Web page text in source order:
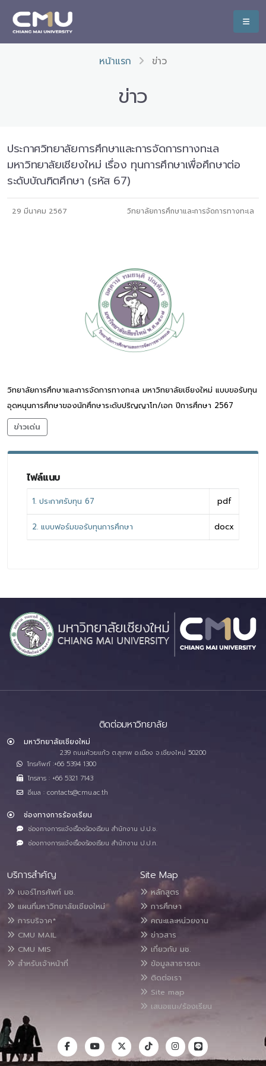
หน้าแรก ข่าว
ข่าว
ประกาศวิทยาลัยการศึกษาและการจัดการทางทะเล
มหาวิทยาลัยเชียงใหม่ เรื่อง ทุนการศึกษาเพื่อศึกษาต่อ
ระดับบัณฑิตศึกษา (รหัส 67)
29 มีนาคม 2567 วิทยาลัยการศึกษาและการจัดการทางทะเล
วิทยาลัยการศึกษาและการจัดการทางทะเล มหาวิทยาลัยเชียงใหม่ แบบขอรับทุน
อุดหนุนการศึกษาของนักศึกษาระดับปริญญาโท/เอก ปีการศึกษา 2567
ข่าวเด่น
ไฟล์แนบ
1. ประกาศรับทุน 67 pdf
2. แบบฟอร์มขอรับทุนการศึกษา docx
ติดต่อมหาวิทยาลัย
มหาวิทยาลัยเชียงใหม่
239 ถนนห้วยแก้ว ต.สุเทพ อ.เมือง จ.เชียงใหม่ 50200
โทรศัพท์ :+66 5394 1300
โทรสาร : +66 5321 7143
อีเมล : contacts@cmu.ac.th
ช่องทางการร้องเรียน
ช่องทางการแจ้งเรื่องร้องเรียน สำนักงาน ป.ป.ช.
ช่องทางการแจ้งเรื่องร้องเรียน สำนักงาน ป.ป.ท.
บริการสำคัญ
เบอร์โทรศัพท์ มช.
แผนที่มหาวิทยาลัยเชียงใหม่
การบริจาค*
CMU MAIL
CMU MIS
สำหรับเจ้าหน้าที่
Site Map
หลักสูตร
การศึกษา
คณะและหน่วยงาน
ข่าวสาร
เกี่ยวกับ มช.
ข้อมูลสาธารณะ
ติดต่อเรา
Site map
เสนอแนะ/ร้องเรียน